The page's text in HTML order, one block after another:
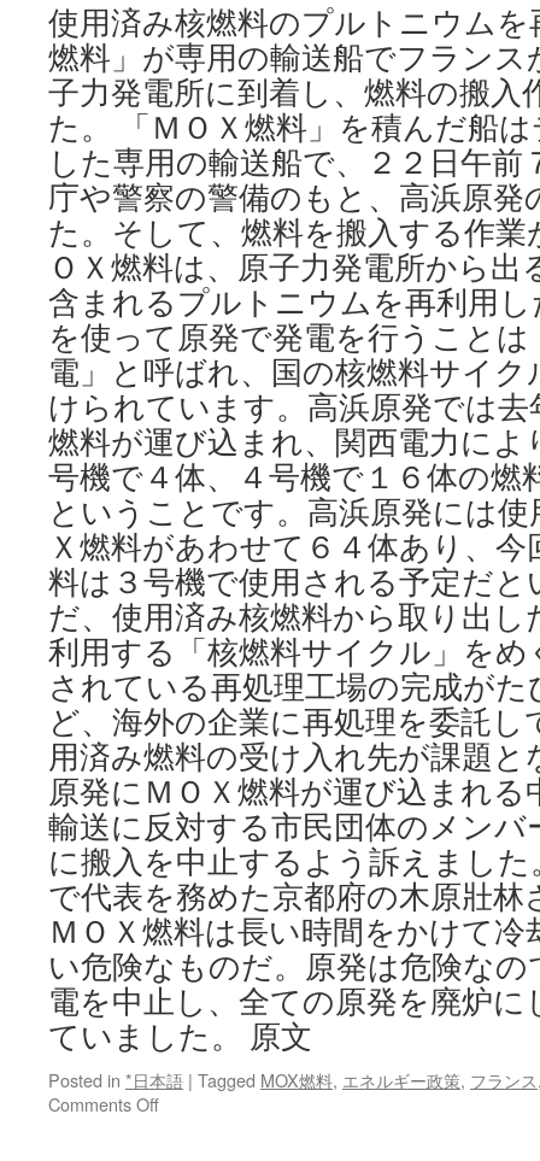
使用済み核燃料のプルトニウム
燃料」が専用の輸送船でフランス
子力発電所に到着し、燃料の搬入
た。 「ＭＯＸ燃料」を積んだ船
した専用の輸送船で、２２日午前
庁や警察の警備のもと、高浜原
た。そして、燃料を搬入する作
ＯＸ燃料は、原子力発電所から出
含まれるプルトニウムを再利用
を使って原発で発電を行うこと
電」と呼ばれ、国の核燃料サイ
けられています。高浜原発では
燃料が運び込まれ、関西電力によ
号機で４体、４号機で１６体の燃
ということです。高浜原発には
Ｘ燃料があわせて６４体あり、
料は３号機で使用される予定だ
だ、使用済み核燃料から取り出
利用する「核燃料サイクル」を
されている再処理工場の完成が
ど、海外の企業に再処理を委託
用済み燃料の受け入れ先が課題
原発にＭＯＸ燃料が運び込まれ
輸送に反対する市民団体のメン
に搬入を中止するよう訴えまし
で代表を務めた京都府の木原壯
ＭＯＸ燃料は長い時間をかけて
い危険なものだ。原発は危険な
電を中止し、全ての原発を廃炉
ていました。 原文
Posted in *日本語 | Tagged MOX燃料, エネルギー政策, フランス
Comments Offon